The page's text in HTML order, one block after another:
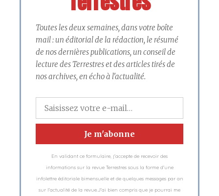
Toutes les deux semaines, dans votre boîte
mail : un éditorial de la rédaction, le résumé
de nos dernières publications, un conseil de
lecture des Terrestres et des articles tirés de
nos archives, en écho à l'actualité.
En validant ce formulaire, j'accepte de recevoir des
informations sur la revue Terrestres sous la forme d'une
infolettre éditoriale bimensuelle et de quelques messages par an
sur l'actualité de la revue.J'ai bien compris que je pourrai me